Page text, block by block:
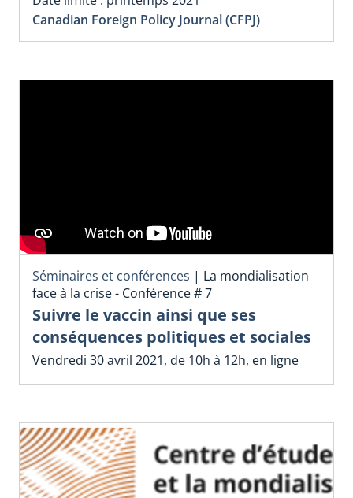
Canadian Foreign Policy Journal (CFPJ)
Séminaires et conférences | La mondialisation
face à la crise - Conférence # 7
Suivre le vaccin ainsi que ses
conséquences politiques et sociales
Vendredi 30 avril 2021, de 10h à 12h, en ligne